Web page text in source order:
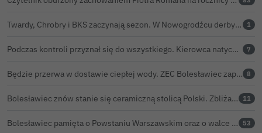
Twardy, Chrobry i BKS zaczynają sezon. W Nowogrodźcu derby i pomoc dla Jakuba w powrocie do zdrowia 1
Podczas kontroli przyznał się do wszystkiego. Kierowca natychmiast stracił prawo jazdy 7
Będzie przerwa w dostawie ciepłej wody. ZEC Bolesławiec zapowiada prace remontowe 8
Bolesławiec znów stanie się ceramiczną stolicą Polski. Zbliża się 32. Święto Ceramiki 11
Bolesławiec pamięta o Powstaniu Warszawskim oraz o walce powstańców z faszyzmem 53